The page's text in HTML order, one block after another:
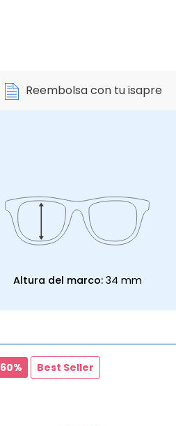
Reembolsa con tu isapre
Altura del marco: 34 mm
60% Best Seller